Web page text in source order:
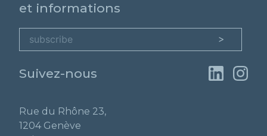
et informations
Suivez-nous
Rue du Rhône 23,
1204 Genève